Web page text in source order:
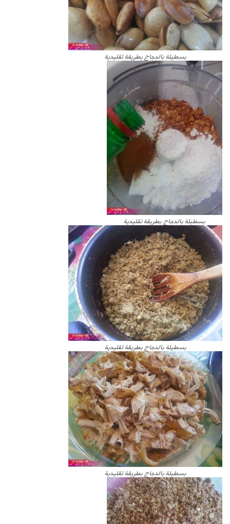
بسطيلة بالدجاج بطريقة تقليدية
بسطيلة بالدجاج بطريقة تقليدية
بسطيلة بالدجاج بطريقة تقليدية
بسطيلة بالدجاج بطريقة تقليدية